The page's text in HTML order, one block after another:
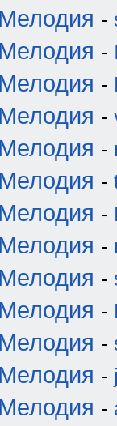
-
-
-
-
-
-
-
-
-
-
-
-
-